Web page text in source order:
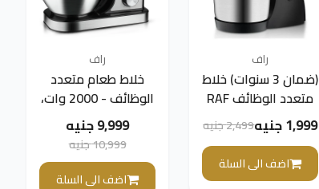
راف
(ضمان 3 سنوات) خلاط
متعدد الوظائف RAF
R.6661 2 في 1، خلاط
قائم، خلاط يدوي،
مضرب بيض، خلاط
عجن، 800 وات
1,999 جنيه 2,499 جنيه
اضف الى السلة
راف
خلاط طعام متعدد
الوظائف - 2000 وات،
12 لتر، R6603
9,999 جنيه
10,999 جنيه
اضف الى السلة